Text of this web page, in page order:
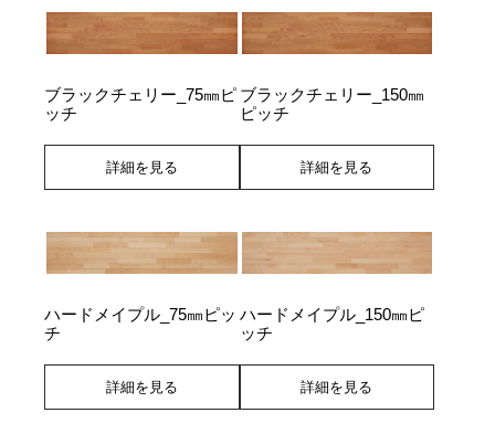
ブラックチェリー_75㎜ピ
ッチ
詳細を見る
ブラックチェリー_150㎜
ピッチ
詳細を見る
ハードメイプル_75㎜ピッ
チ
詳細を見る
ハードメイプル_150㎜ピ
ッチ
詳細を見る